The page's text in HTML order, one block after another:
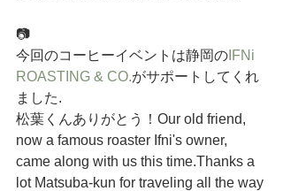
📷
今回のコーヒーイベントは静岡の IFNi
ROASTING & CO.がサポートしてくれ
ました.
松葉くんありがとう！Our old friend,
now a famous roaster Ifni's owner,
came along with us this time.Thanks a
lot Matsuba-kun for traveling all the way